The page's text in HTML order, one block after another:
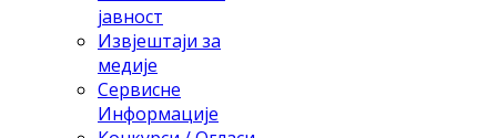
јавност
Извјештаји за
медије
Сервисне
Информације